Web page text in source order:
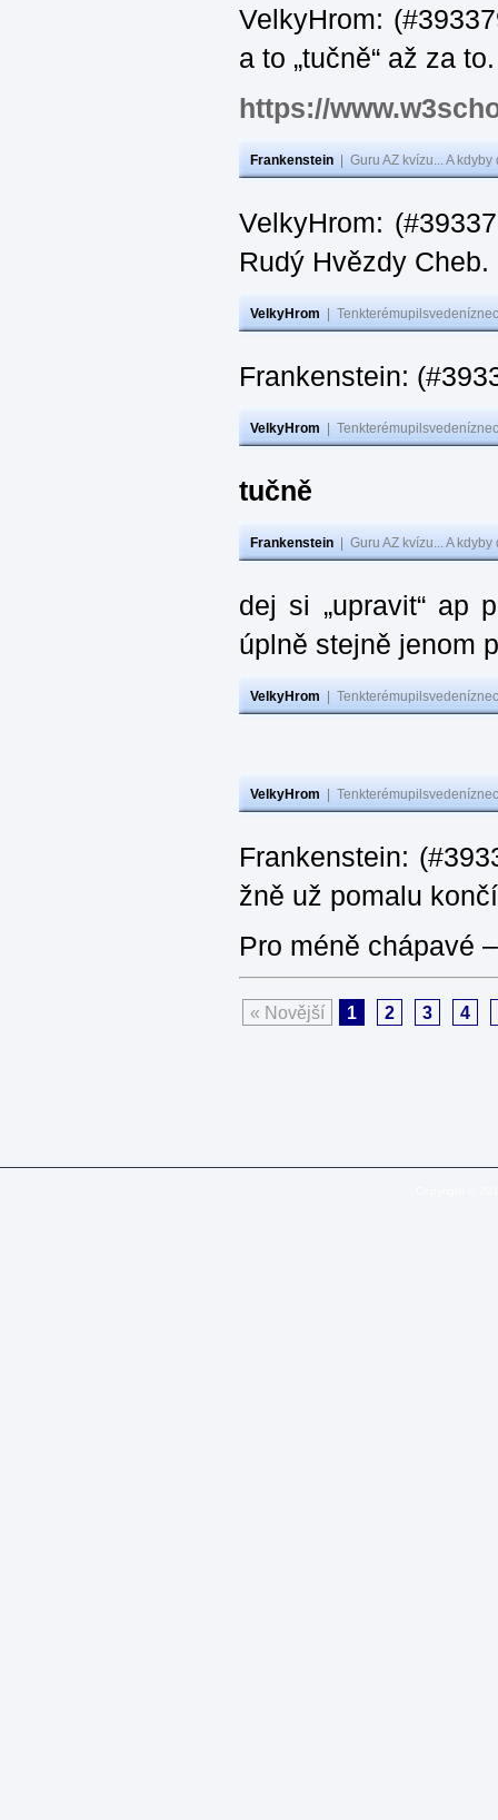
VelkyHrom:
a to „tučně“ až za
https://
Frankenstein Guru AZ kvízu... A
VelkyHrom:
Rudý Hvězdy Cheb.
VelkyHrom
Frankenstein:
VelkyHrom
tučně
Frankenstein Guru AZ kvízu... A
dej si „upravit“ ap
úplně stejně jenom
VelkyHrom
VelkyHrom
Frankenstein:
žně už pomalu
Pro méně chápavé
« Novější 1 2 3 4